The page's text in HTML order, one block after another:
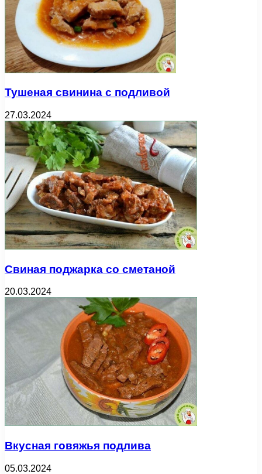
Тушеная свинина с подливой
27.03.2024
Свиная поджарка со сметаной
20.03.2024
Вкусная говяжья подлива
05.03.2024